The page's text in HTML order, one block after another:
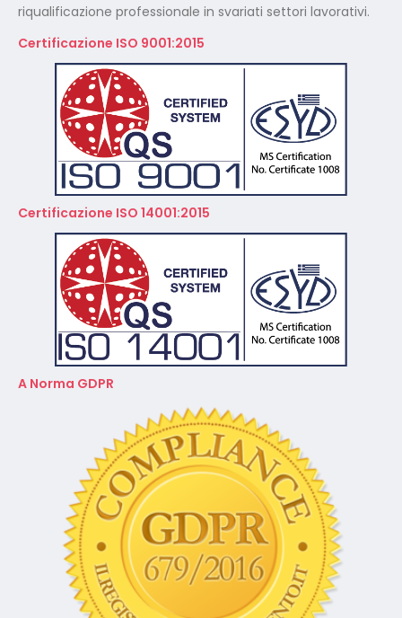
riqualificazione professionale in svariati settori lavorativi.
Certificazione ISO 9001:2015
Certificazione ISO 14001:2015
A Norma GDPR